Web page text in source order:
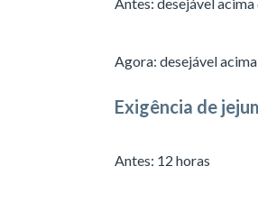
Antes: desejável
Agora: desejável
Exigência de
Antes: 12 horas